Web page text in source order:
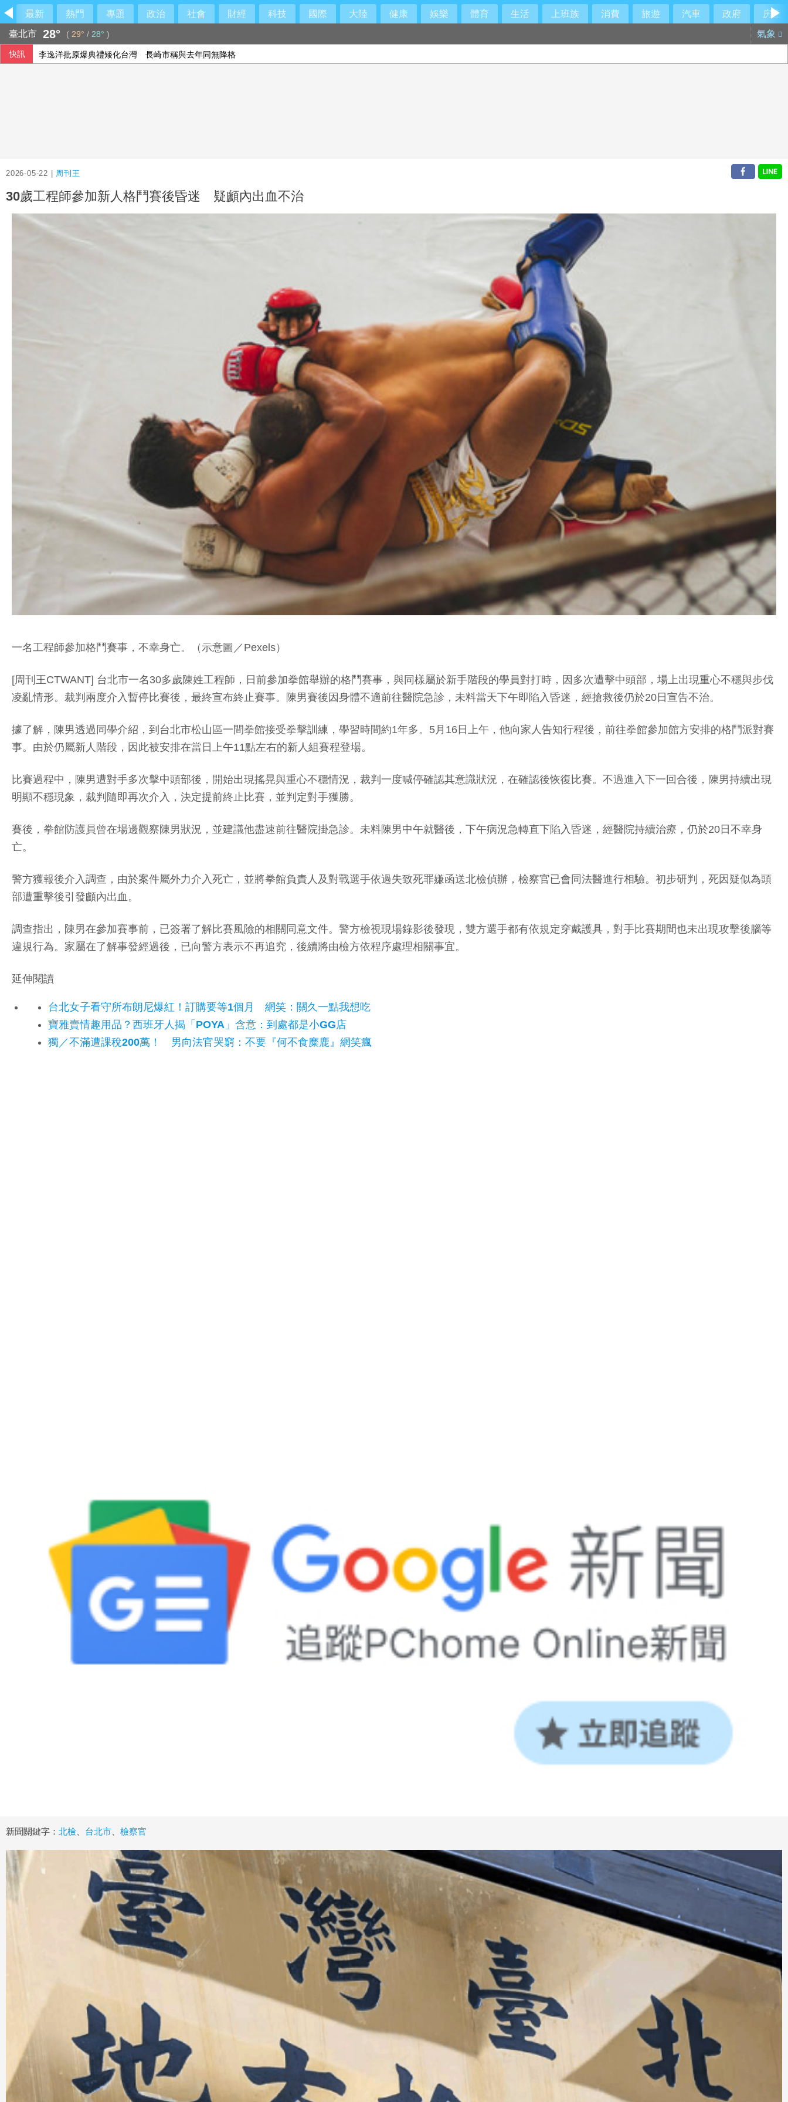
最新 熱門 專題 政治 社會 財經 科技 國際 大陸 健康 娛樂 體育 生活 上班族 消費 旅遊 汽車 政府
房產
臺北市 28° ( 29° / 28° ) 氣象
快訊 李逸洋批原爆典禮矮化台灣 長崎市稱與去年同無降格
2026-05-22 | 周刊王
30歲工程師參加新人格鬥賽後昏迷 疑顱內出血不治
一名工程師參加格鬥賽事，不幸身亡。（示意圖／Pexels）
[周刊王CTWANT] 台北市一名30多歲陳姓工程師，日前參加拳館舉辦的格鬥賽事，與同樣屬於新手階段的學員對打時，因多次遭擊中頭部，場上出現重心不穩與步伐
凌亂情形。裁判兩度介入暫停比賽後，最終宣布終止賽事。陳男賽後因身體不適前往醫院急診，未料當天下午即陷入昏迷，經搶救後仍於20日宣告不治。
據了解，陳男透過同學介紹，到台北市松山區一間拳館接受拳擊訓練，學習時間約1年多。5月16日上午，他向家人告知行程後，前往拳館參加館方安排的格鬥派對賽
事。由於仍屬新人階段，因此被安排在當日上午11點左右的新人組賽程登場。
比賽過程中，陳男遭對手多次擊中頭部後，開始出現搖晃與重心不穩情況，裁判一度喊停確認其意識狀況，在確認後恢復比賽。不過進入下一回合後，陳男持續出現
明顯不穩現象，裁判隨即再次介入，決定提前終止比賽，並判定對手獲勝。
賽後，拳館防護員曾在場邊觀察陳男狀況，並建議他盡速前往醫院掛急診。未料陳男中午就醫後，下午病況急轉直下陷入昏迷，經醫院持續治療，仍於20日不幸身
亡。
警方獲報後介入調查，由於案件屬外力介入死亡，並將拳館負責人及對戰選手依過失致死罪嫌函送北檢偵辦，檢察官已會同法醫進行相驗。初步研判，死因疑似為頭
部遭重擊後引發顱內出血。
調查指出，陳男在參加賽事前，已簽署了解比賽風險的相關同意文件。警方檢視現場錄影後發現，雙方選手都有依規定穿戴護具，對手比賽期間也未出現攻擊後腦等
違規行為。家屬在了解事發經過後，已向警方表示不再追究，後續將由檢方依程序處理相關事宜。
延伸閱讀
台北女子看守所布朗尼爆紅！訂購要等1個月 網笑：關久一點我想吃
寶雅賣情趣用品？西班牙人揭「POYA」含意：到處都是小GG店
獨／不滿遭課稅200萬！ 男向法官哭窮：不要『何不食糜鹿』網笑瘋
新聞關鍵字： 北檢 台北市 檢察官